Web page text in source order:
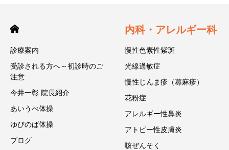
診療案内
受診される方へ～初診時のご
注意
今井一彰 院長紹介
あいうべ体操
ゆびのば体操
ブログ
内科・アレルギー科
慢性色素性紫斑
光線過敏症
慢性じんま疹（蕁麻疹）
花粉症
アレルギー性鼻炎
アトピー性皮膚炎
咳ぜんそく